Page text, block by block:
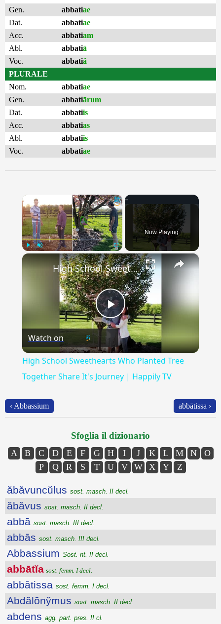
Gen.
abbatiae
Dat.
abbatiae
Acc.
abbatiam
Abl.
abbatiā
Voc.
abbatiă
PLURALE
Nom.
abbatiae
Gen.
abbatiārum
Dat.
abbatiis
Acc.
abbatias
Abl.
abbatiis
Voc.
abbatiae
×
Fullscreen
Now Playing
×
Play
Video
High School Sweethearts Who Planted Tree Together Share It's Journey | Happily TV
Watch on
High School Sweethearts Who Planted Tree
Together Share It's Journey | Happily TV
‹ Abbassium abbātissa ›
Sfoglia il dizionario
A B C D E F G H I J K L M N
O
P
Q R S T U V W X Y Z
ăbăvuncŭlus sost. masch. II decl.
ăbăvus sost. masch. II decl.
abbā sost. masch. III decl.
abbās sost. masch. III decl.
Abbassium Sost. nt. II decl.
abbātĭa sost. femm. I decl.
abbātissa sost. femm. I decl.
Abdălōnўmus sost. masch. II decl.
abdens agg. part. pres. II cl.